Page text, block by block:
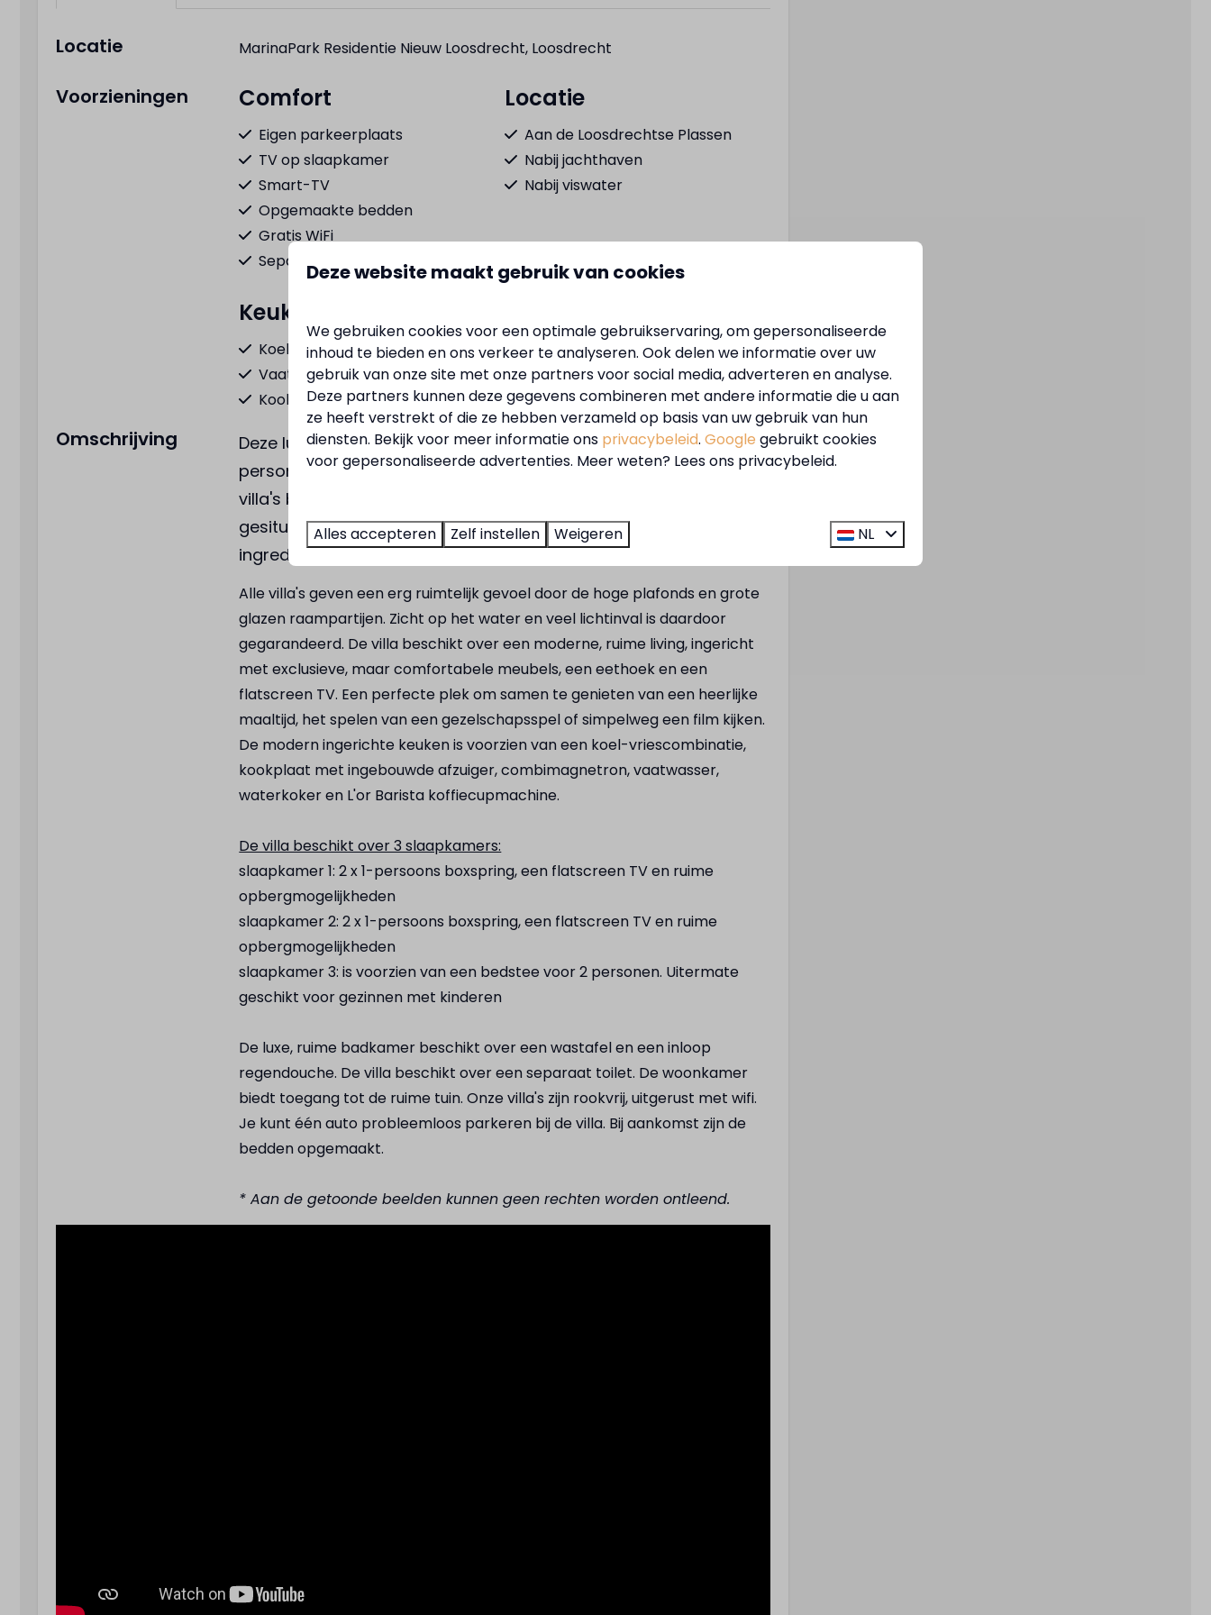
Locatie MarinaPark Residentie Nieuw Loosdrecht, Loosdrecht
Voorzieningen Comfort
Eigen parkeerplaats
TV op slaapkamer
Smart-TV
Opgemaakte bedden
Gratis WiFi
Separaat toilet
Locatie
Aan de Loosdrechtse Plassen
Nabij jachthaven
Nabij viswater
Keuken
Koel-vriescombinatie
Vaatwasser
Kookplaat
Combimagnetron
Waterkoker
Bestek
Pannenset
Broodrooster
Complete keuken
Inloop regendouche
Föhn
Buiten
Parasol
Uitzicht op het water
Aan het water
Privé aanlegsteiger
Buitenterras
Buitenhaard
Faciliteiten
Fietsverhuur
E-chopper verhuur
Laadpaal
Toon meer ↓
Omschrijving
Deze luxe, sfeervolle en vrijstaande vakantievilla's voor 6
personen zijn voorzien van een uniek uitzicht op het water. De
villa's bieden veel privacy, een hoog comfort level en zijn
gesitueerd op een ruime kavel met terras en buitenhaard. Alle
ingrediënten om ultiem te genieten aan het water.
Alle villa's geven een erg ruimtelijk gevoel door de hoge plafonds en grote
glazen raampartijen. Zicht op het water en veel lichtinval is daardoor
gegarandeerd. De villa beschikt over een moderne, ruime living, ingericht
met exclusieve, maar comfortabele meubels, een eethoek en een
flatscreen TV. Een perfecte plek om samen te genieten van een heerlijke
maaltijd, het spelen van een gezelschapsspel of simpelweg een film kijken.
De modern ingerichte keuken is voorzien van een koel-vriescombinatie,
kookplaat met ingebouwde afzuiger, combimagnetron, vaatwasser,
waterkoker en L'or Barista koffiecupmachine.
De villa beschikt over 3 slaapkamers:
slaapkamer 1: 2 x 1-persoons boxspring, een flatscreen TV en ruime
opbergmogelijkheden
slaapkamer 2: 2 x 1-persoons boxspring, een flatscreen TV en ruime
opbergmogelijkheden
slaapkamer 3: is voorzien van een bedstee voor 2 personen. Uitermate
geschikt voor gezinnen met kinderen
De luxe, ruime badkamer beschikt over een wastafel en een inloop
regendouche. De villa beschikt over een separaat toilet. De woonkamer
biedt toegang tot de ruime tuin. Onze villa's zijn rookvrij, uitgerust met wifi.
Je kunt één auto probleemloos parkeren bij de villa. Bij aankomst zijn de
bedden opgemaakt.
* Aan de getoonde beelden kunnen geen rechten worden ontleend.
Deze website maakt gebruik van cookies
We gebruiken cookies voor een optimale gebruikservaring, om gepersonaliseerde
inhoud te bieden en ons verkeer te analyseren. Ook delen we informatie over uw
gebruik van onze site met onze partners voor social media, adverteren en analyse.
Deze partners kunnen deze gegevens combineren met andere informatie die u aan
ze heeft verstrekt of die ze hebben verzameld op basis van uw gebruik van hun
diensten. Bekijk voor meer informatie ons privacybeleid. Google gebruikt cookies
voor gepersonaliseerde advertenties. Meer weten? Lees ons privacybeleid.
Alles accepteren Zelf instellen Weigeren NL